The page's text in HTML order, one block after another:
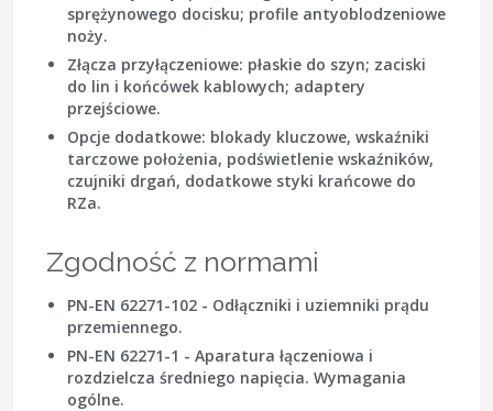
sprężynowego docisku; profile antyoblodzeniowe
noży.
Złącza przyłączeniowe: płaskie do szyn; zaciski
do lin i końcówek kablowych; adaptery
przejściowe.
Opcje dodatkowe: blokady kluczowe, wskaźniki
tarczowe położenia, podświetlenie wskaźników,
czujniki drgań, dodatkowe styki krańcowe do
RZa.
Zgodność z normami
PN-EN 62271-102 - Odłączniki i uziemniki prądu
przemiennego.
PN-EN 62271-1 - Aparatura łączeniowa i
rozdzielcza średniego napięcia. Wymagania
ogólne.